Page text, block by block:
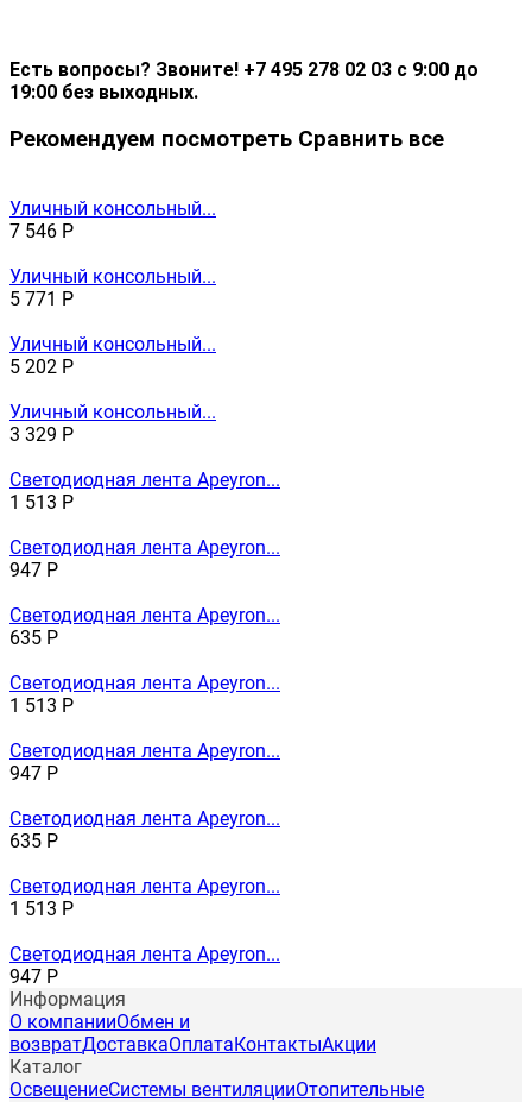
Есть вопросы? Звоните! +7 495 278 02 03 с 9:00 до
19:00 без выходных.
Рекомендуем посмотреть Сравнить все
Уличный консольный...
7 546 Р
Уличный консольный...
5 771 Р
Уличный консольный...
5 202 Р
Уличный консольный...
3 329 Р
Светодиодная лента Apeyron...
1 513 Р
Светодиодная лента Apeyron...
947 Р
Светодиодная лента Apeyron...
635 Р
Светодиодная лента Apeyron...
1 513 Р
Светодиодная лента Apeyron...
947 Р
Светодиодная лента Apeyron...
635 Р
Светодиодная лента Apeyron...
1 513 Р
Светодиодная лента Apeyron...
947 Р
Информация
О компанииОбмен и
возвратДоставкаОплатаКонтактыАкции
Каталог
ОсвещениеСистемы вентиляцииОтопительные